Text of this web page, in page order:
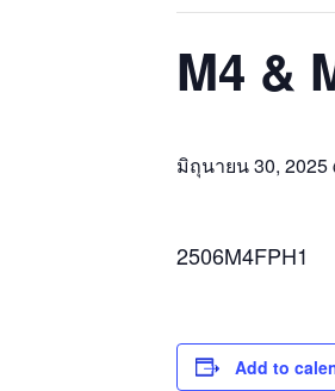
M4 &
มิถุนายน 30, 2025
2506M4FPH1
Add to